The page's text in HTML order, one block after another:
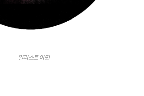
일러스트 이민